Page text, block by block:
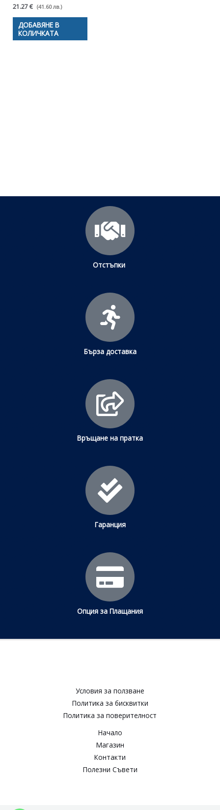
21.27 € (41.60 лв.)
ДОБАВЯНЕ В
КОЛИЧКАТА
Отстъпки
Бърза доставка
Връщане на пратка
Гаранция
Опция за Плащания
Условия за ползване​
Политика за бисквитки​
Политика за поверителност​
Начало
Магазин
Контакти
Полезни Съвети